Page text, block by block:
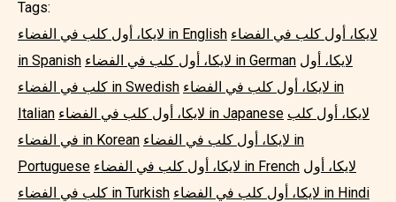
Tags:
لايكا، أول كلب في الفضاء in English لايكا، أول كلب في الفضاء
in Spanish
لايكا، أول كلب في الفضاء in German لايكا، أول
كلب في الفضاء in Swedish لايكا، أول كلب في الفضاء in
Italian
لايكا، أول كلب في الفضاء in Japanese لايكا، أول كلب
في الفضاء in Korean لايكا، أول كلب في الفضاء in
Portuguese
لايكا، أول كلب في الفضاء in French لايكا، أول
كلب في الفضاء in Turkish
لايكا، أول كلب في الفضاء in Hindi